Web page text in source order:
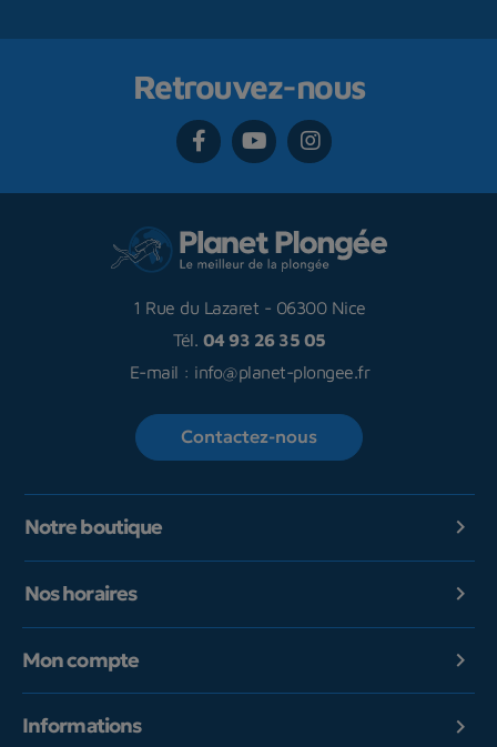
Retrouvez-nous
1 Rue du Lazaret - 06300 Nice
Tél. 04 93 26 35 05
E-mail : info@planet-plongee.fr
Contactez-nous
Notre boutique 
Nos horaires 
Mon compte 
Informations 